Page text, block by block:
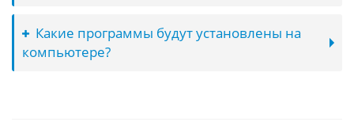
Какие программы будут установлены на
компьютере?